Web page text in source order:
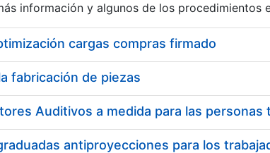
información y algunos de los procedimientos
cargas compras firmado
fabricación de piezas